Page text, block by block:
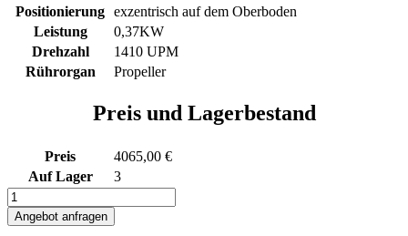
Positionierung exzentrisch auf dem Oberboden
Leistung
0,37KW
Drehzahl
1410 UPM
Rührorgan
Propeller
Preis und Lagerbestand
Preis
4065,00 €
Auf Lager
3
337L
heiz-/kühlbarer
Edelstahlbehälter
Angebot anfragen